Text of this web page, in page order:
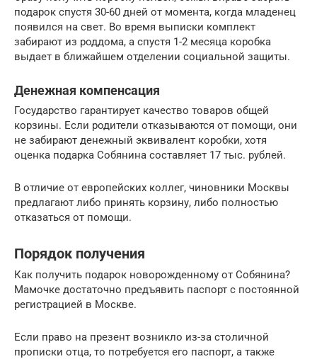
подарок спустя 30-60 дней от момента, когда младенец
появился на свет. Во время выписки комплект
забирают из роддома, а спустя 1-2 месяца коробка
выдает в ближайшем отделении социальной защиты.
Денежная компенсация
Государство гарантирует качество товаров общей
корзины. Если родители отказываются от помощи, они
не забирают денежный эквивалент коробки, хотя
оценка подарка Собянина составляет 17 тыс. рублей.
В отличие от европейских коллег, чиновники Москвы
предлагают либо принять корзину, либо полностью
отказаться от помощи.
Порядок получения
Как получить подарок новорожденному от Собянина?
Мамочке достаточно предъявить паспорт с постоянной
регистрацией в Москве.
Если право на презент возникло из-за столичной
прописки отца, то потребуется его паспорт, а также